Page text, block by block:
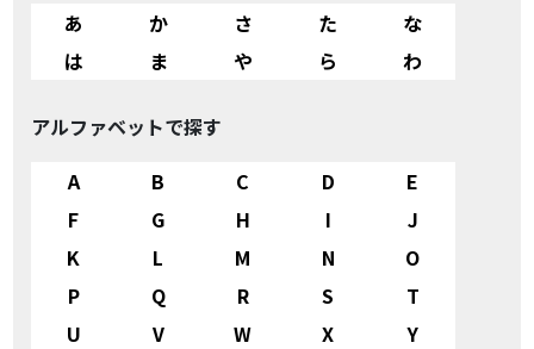
あ
か さ た
な
は
ま や ら わ
アルファベットで探す
A
B C D
E
F
G H I
J
K
L M N
O
P
Q R S
T
U
V W X
Y